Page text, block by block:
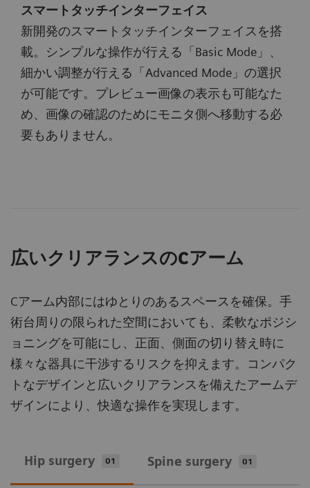
スマートタッチインターフェイス
新開発のスマートタッチインターフェイスを搭
載。シンプルな操作が行える「Basic Mode」、
細かい調整が行える「Advanced Mode」の選択
が可能です。プレビュー画像の表示も可能なた
め、画像の確認のためにモニタ側へ移動する必
要もありません。
広いクリアランスのCアーム
Cアーム内部にはゆとりのあるスペースを確保。手
術台周りの限られた空間においても、柔軟なポジシ
ョニングを可能にし、正面、側面の切り替え時に
様々な器具に干渉するリスクを抑えます。コンパク
トなデザインと広いクリアランスを備えたアームデ
ザインにより、快適な操作を実現します。
Hip surgery 01 Spine surgery 01